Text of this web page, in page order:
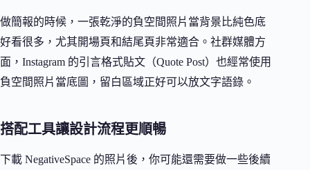
做簡報的時候，一張乾淨的負空間照片當背景比純色底
好看很多，尤其開場頁和結尾頁非常適合。社群媒體方
面，Instagram 的引言格式貼文（Quote Post）也經常使用
負空間照片當底圖，留白區域正好可以放文字語錄。
搭配工具讓設計流程更順暢
下載 NegativeSpace 的照片後，你可能還需要做一些後續